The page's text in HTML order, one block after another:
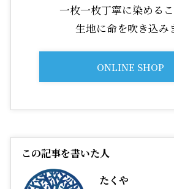
一枚一枚丁寧に染める
生地に命を吹き込み
ONLINE SHOP
この記事を書いた人
たくや